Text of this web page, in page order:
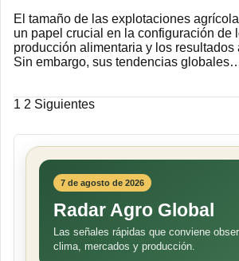
El tamaño de las explotaciones
un papel crucial en la configuración de
producción alimentaria y los resultados
Sin embargo, sus tendencias
Paginación
de
entradas
1 2 Siguientes
7 de agosto de 2026
Radar Agro Global
Las señales rápidas que conviene
clima, mercados y producción.